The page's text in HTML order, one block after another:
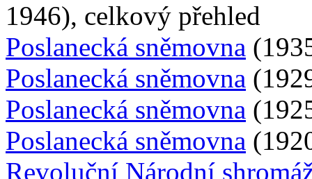
1946), celkový přehled
Poslanecká sněmovna
Poslanecká sněmovna
Poslanecká sněmovna
Poslanecká sněmovna
Revoluční Národní